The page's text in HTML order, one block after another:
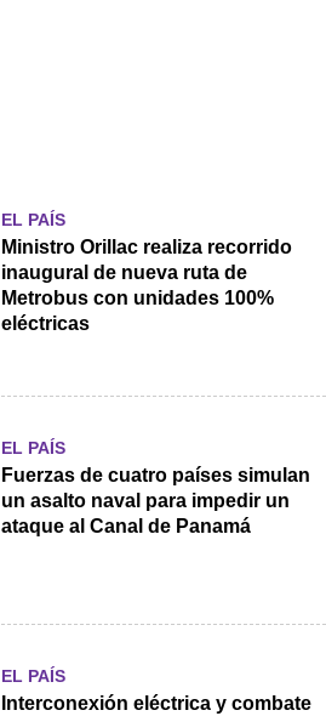
EL PAÍS
Ministro Orillac realiza recorrido
inaugural de nueva ruta de
Metrobus con unidades 100%
eléctricas
EL PAÍS
Fuerzas de cuatro países simulan
un asalto naval para impedir un
ataque al Canal de Panamá
EL PAÍS
Interconexión eléctrica y combate